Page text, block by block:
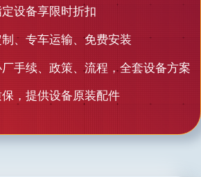
设备享限时折扣
、专车运输、免费安装
手续、政策、流程，全套设备方案
，提供设备原装配件